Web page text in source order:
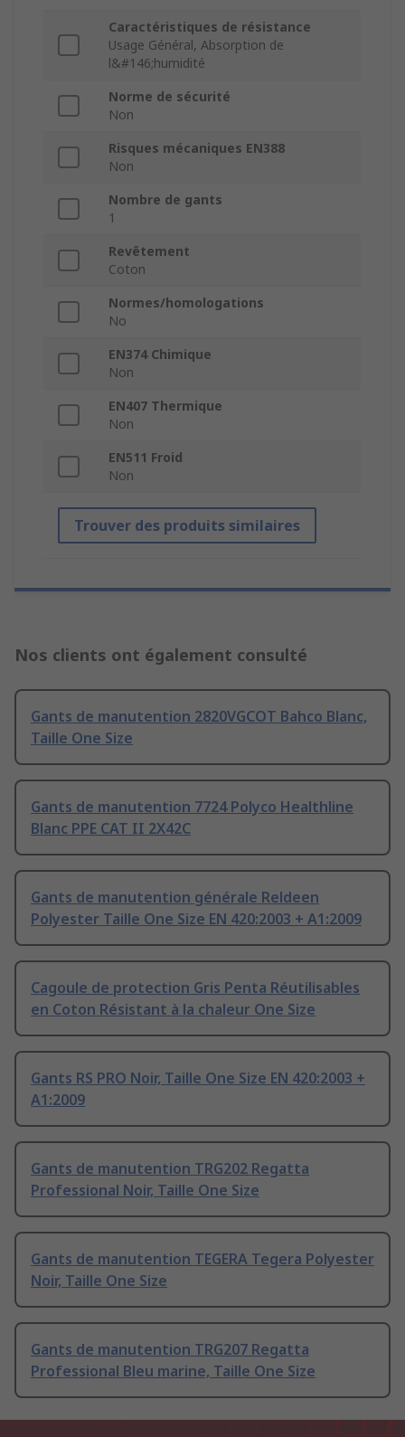
Caractéristiques de résistance
Usage Général, Absorption de
l&#146;humidité
Norme de sécurité
Non
Risques mécaniques EN388
Non
Nombre de gants
1
Revêtement
Coton
Normes/homologations
No
EN374 Chimique
Non
EN407 Thermique
Non
EN511 Froid
Non
Trouver des produits similaires
Nos clients ont également consulté
Gants de manutention 2820VGCOT Bahco Blanc,
Taille One Size
Gants de manutention 7724 Polyco Healthline
Blanc PPE CAT II 2X42C
Gants de manutention générale Reldeen
Polyester Taille One Size EN 420:2003 + A1:2009
Cagoule de protection Gris Penta Réutilisables
en Coton Résistant à la chaleur One Size
Gants RS PRO Noir, Taille One Size EN 420:2003 +
A1:2009
Gants de manutention TRG202 Regatta
Professional Noir, Taille One Size
Gants de manutention TEGERA Tegera Polyester
Noir, Taille One Size
Gants de manutention TRG207 Regatta
Professional Bleu marine, Taille One Size